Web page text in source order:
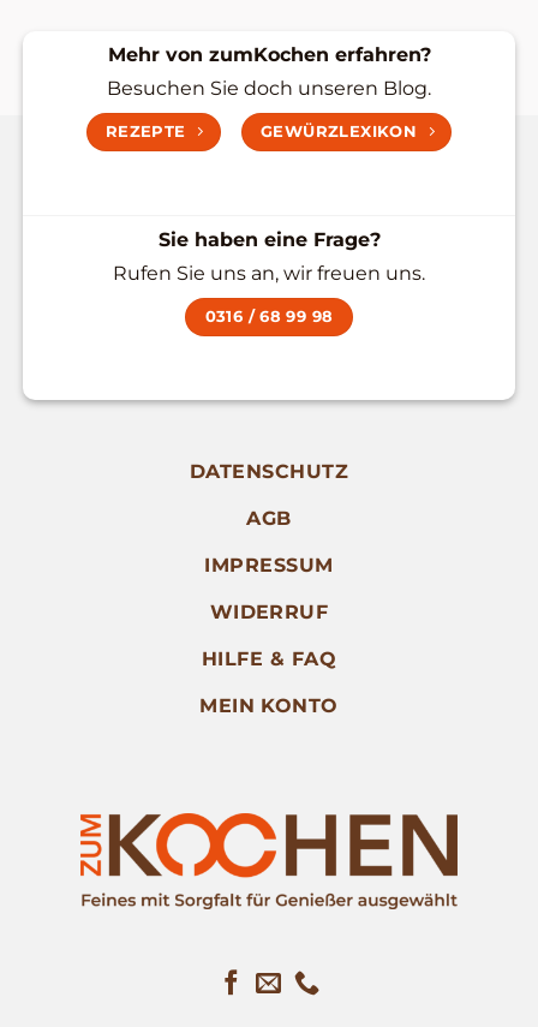
Mehr von zumKochen erfahren?
Besuchen Sie doch unseren Blog.
REZEPTE GEWÜRZLEXIKON
Sie haben eine Frage?
Rufen Sie uns an, wir freuen uns.
0316 / 68 99 98
DATENSCHUTZ
AGB
IMPRESSUM
WIDERRUF
HILFE & FAQ
MEIN KONTO